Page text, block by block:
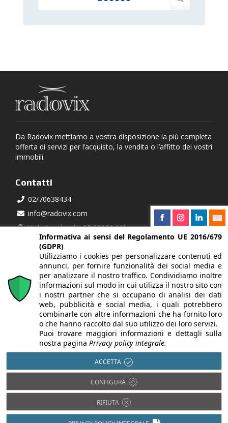
Da Radovix mettiamo a vostra disposizione la più completa
offerta di servizi per l’acquisto, la vendita o l’affitto dei vostri
immobili.
Contatti
02/70638434
info@radovix.com
Viale Lombardia 32 20131 Milano
Partner
Federazione Italiana Mediatori Agenti d'Affari
Richiedi informazioni
Se cerchi qualcosa di specifico compila il modulo di
richiesta!
CONTATTACI »
Informativa ai sensi del Regolamento UE 2016/679
(GDPR)
Utilizziamo i cookies per personalizzare contenuti ed
annunci, per fornire funzionalità dei social media e
per analizzare il nostro traffico. Condividiamo inoltre
informazioni sul modo in cui utilizza il nostro sito con
i nostri partner che si occupano di analisi dei dati
web, pubblicità e social media, i quali potrebbero
combinarle con altre informazioni che ha fornito loro
o che hanno raccolto dal suo utilizzo dei loro servizi.
Puoi trovare maggiori informazioni e dettagli sulla
nostra pagina Privacy policy integrale.
ACCETTA
CONFIGURA
RIFIUTA